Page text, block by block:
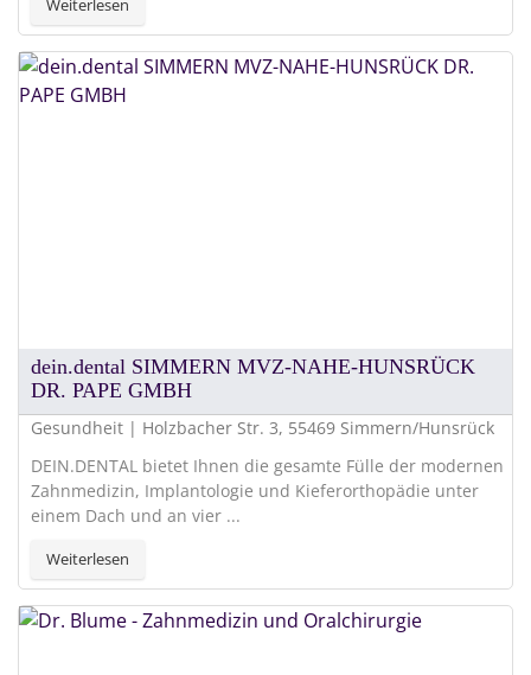
Weiterlesen
dein.dental SIMMERN MVZ-NAHE-HUNSRÜCK
DR. PAPE GMBH
Gesundheit | Holzbacher Str. 3, 55469 Simmern/Hunsrück
DEIN.DENTAL bietet Ihnen die gesamte Fülle der modernen
Zahnmedizin, Implantologie und Kieferorthopädie unter
einem Dach und an vier ...
Weiterlesen